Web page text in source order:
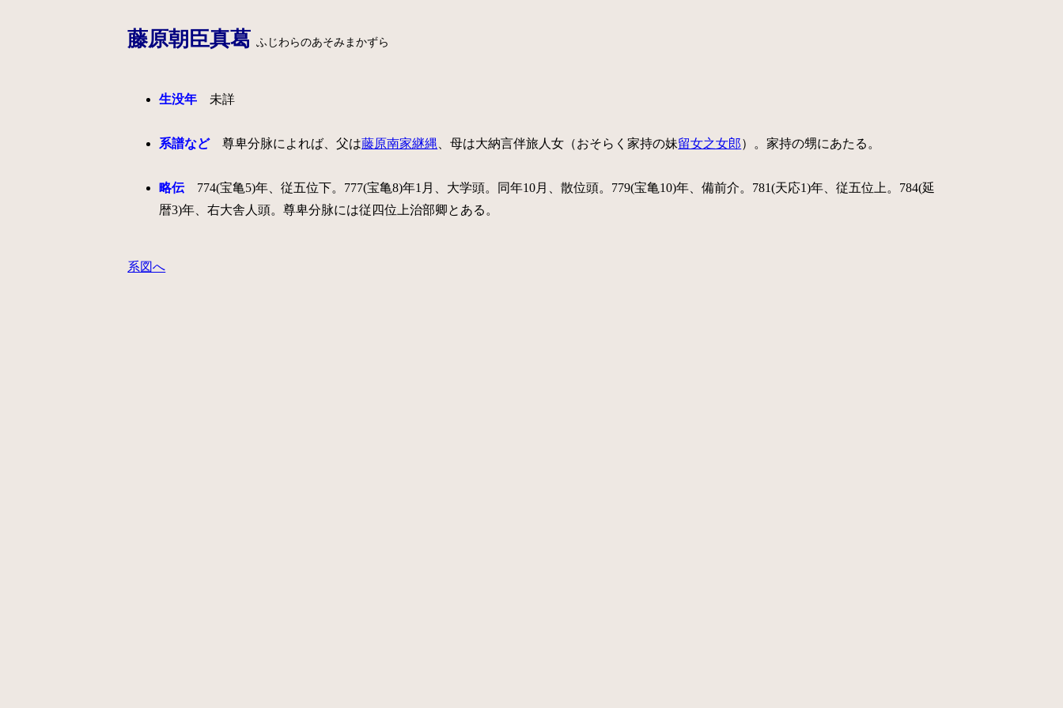
藤原朝臣真葛ふじわらのあそみまかずら
生没年 未詳
系譜など尊卑分脉によれば、父は藤原南家継縄 、母は大納言伴旅人女（おそらく家持の妹留女之女郎）。家持の甥にあたる。
略伝774(宝亀5)年、従五位下。777(宝亀8)年1月、大学頭。同年10月、散位頭。779(宝亀10)年、備前介。781(天応1)年、従五位上。784(延
暦3)年、右大舎人頭。尊卑分脉には従四位上治部卿とある。
系図へ